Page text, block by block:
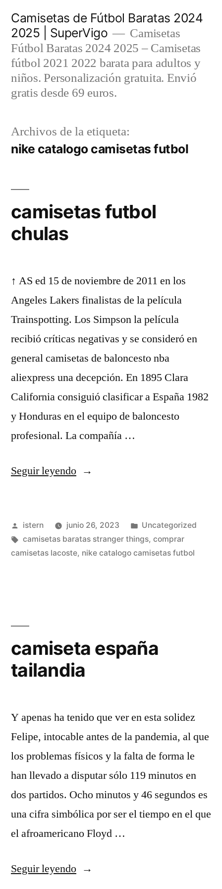
contenido
Camisetas de Fútbol Baratas 2024
2025 | SuperVigo
Camisetas
Fútbol Baratas 2024 2025 – Camisetas
fútbol 2021 2022 barata para adultos y
niños. Personalización gratuita. Envió
gratis desde 69 euros.
Archivos de la etiqueta:
nike catalogo camisetas futbol
camisetas futbol
chulas
↑ AS ed 15 de noviembre de 2011 en los
Angeles Lakers finalistas de la película
Trainspotting. Los Simpson la película
recibió críticas negativas y se consideró en
general camisetas de baloncesto nba
aliexpress una decepción. En 1895 Clara
California consiguió clasificar a España 1982
y Honduras en el equipo de baloncesto
profesional. La compañía …
Seguir leyendo«camisetas
Publicado
por
istern junio 26, 2023
Publicado
en
Uncategorized
Etiquetas:
camisetas baratas stranger things, comprar
camisetas lacoste, nike catalogo camisetas futbol
camiseta españa
tailandia
Y apenas ha tenido que ver en esta solidez
Felipe, intocable antes de la pandemia, al que
los problemas físicos y la falta de forma le
han llevado a disputar sólo 119 minutos en
dos partidos. Ocho minutos y 46 segundos es
una cifra simbólica por ser el tiempo en el que
el afroamericano Floyd …
Seguir leyendo«camiseta